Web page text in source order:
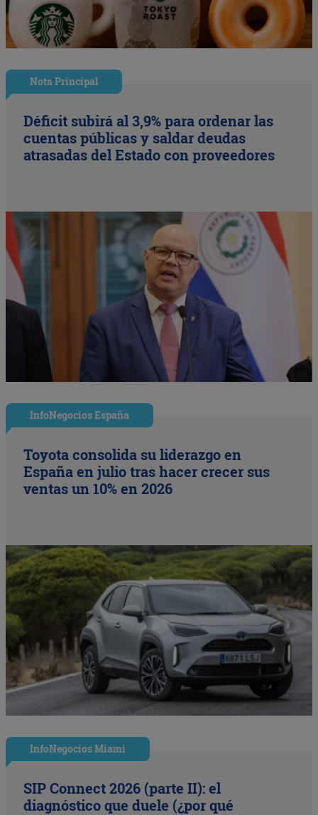
Nota Principal
Déficit subirá al 3,9% para ordenar las
cuentas públicas y saldar deudas
atrasadas del Estado con proveedores
InfoNegocios España
Toyota consolida su liderazgo en
España en julio tras hacer crecer sus
ventas un 10% en 2026
InfoNegocios Miami
SIP Connect 2026 (parte II): el
diagnóstico que duele (¿por qué